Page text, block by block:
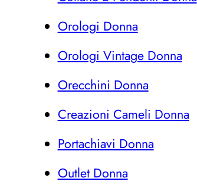
Orologi Donna
Orologi Vintage Donna
Orecchini Donna
Creazioni Cameli Donna
Portachiavi Donna
Outlet Donna